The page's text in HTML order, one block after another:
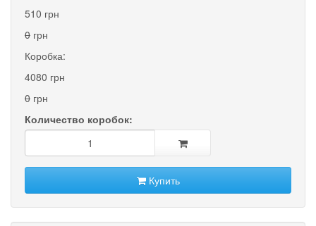
510 грн
0 грн
Коробка:
4080 грн
0 грн
Количество коробок:
Купить